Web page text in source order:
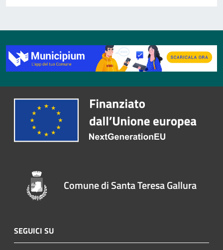
Comune di Santa Teresa Gallura
SEGUICI SU